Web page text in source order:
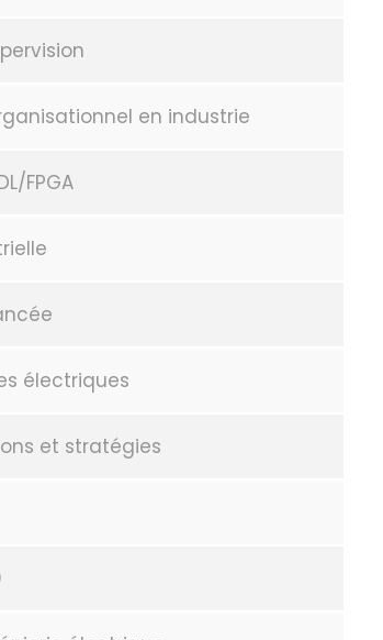
en industrie
FPGA
électriques
et stratégies